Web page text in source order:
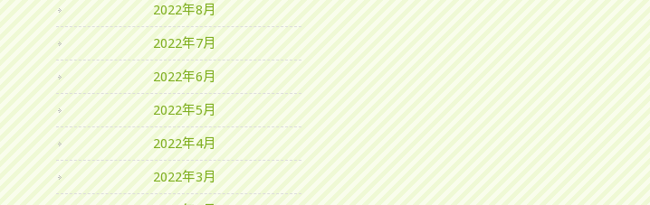
2022年8月
2022年7月
2022年6月
2022年5月
2022年4月
2022年3月